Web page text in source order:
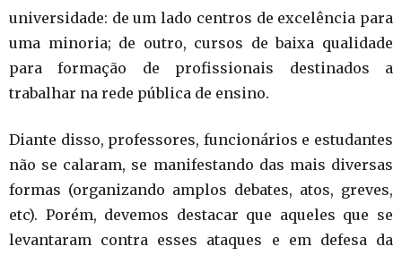
universidade: de um lado centros de excelência para
uma minoria; de outro, cursos de baixa qualidade
para formação de profissionais destinados a
trabalhar na rede pública de ensino.
Diante disso, professores, funcionários e estudantes
não se calaram, se manifestando das mais diversas
formas (organizando amplos debates, atos, greves,
etc). Porém, devemos destacar que aqueles que se
levantaram contra esses ataques e em defesa da